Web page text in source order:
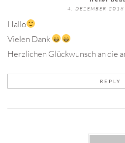
4. DEZEMBER
Hallo
Vielen Dank
Herzlichen Glückwunsch an die
REPLY